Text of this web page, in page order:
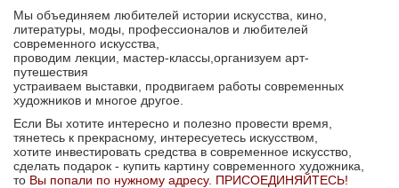
Мы объединяем любителей истории искусства, кино,
литературы, моды, профессионалов и любителей
современного искусства,
проводим лекции, мастер-классы,организуем арт-
путешествия
устраиваем выставки, продвигаем работы современных
художников и многое другое.
Если Вы хотите интересно и полезно провести время,
тянетесь к прекрасному, интересуетесь искусством,
хотите инвестировать средства в современное искусство,
сделать подарок - купить картину современного художника,
то Вы попали по нужному адресу. ПРИСОЕДИНЯЙТЕСЬ!